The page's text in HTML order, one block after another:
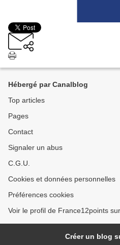
Hébergé par Canalblog
Top articles
Pages
Contact
Signaler un abus
C.G.U.
Cookies et données personnelles
Préférences cookies
Voir le profil de France12points
Créer un blog